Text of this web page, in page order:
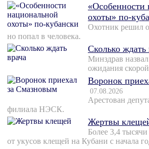
«Особенности
охоты» по-
Охотник решил
но попал в человека.
Сколько ждать
Минздрав
ожидания
Воронок
07.08.2026
Арестован
филиала НЭСК.
Жертвы
Более 3,4
от укусов клещей на Кубани с начала